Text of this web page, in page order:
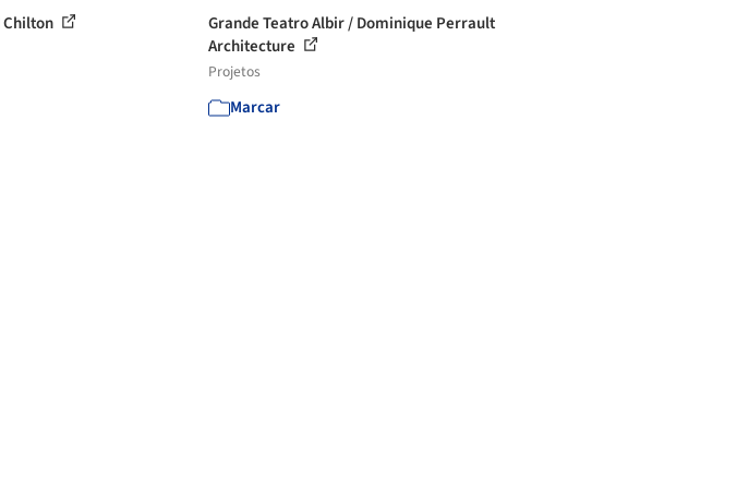
Grande Teatro Albir / Dominique Perrault
Architecture
Projetos
Marcar